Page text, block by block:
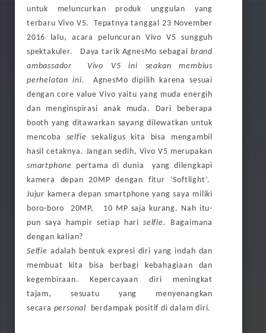
untuk meluncurkan produk unggulan yang
terbaru Vivo V5. Tepatnya tanggal 23 November
2016 lalu, acara peluncuran Vivo V5 sungguh
spektakuler. Daya tarik AgnesMo sebagai brand
ambassador Vivo V5 ini seakan membius
perhelatan ini. AgnesMo dipilih karena sesuai
dengan core value Vivo yaitu yang muda energih
dan menginspirasi anak muda. Dari beberapa
booth yang ditawarkan sayang dilewatkan untuk
mencoba selfiesekaligus kita bisa mengambil
hasil cetaknya. Jangan sedih, Vivo V5 merupakan
smartphone pertama di dunia yang dilengkapi
kamera depan 20MP dengan fitur ‘Softlight’.
Jujur kamera depan smartphone yang saya miliki
boro-boro 20MP, 10 MP saja kurang. Nah itu-
pun saya hampir setiap hariselfie.
Bagaimana
dengan kalian?
Selfie adalah bentuk expresi diri yang indah dan
membuat kita bisa berbagi kebahagiaan dan
kegembiraan. Kepercayaan diri meningkat
tajam, sesuatu yang menyenangkan
secara personal berdampak positif di dalam diri.